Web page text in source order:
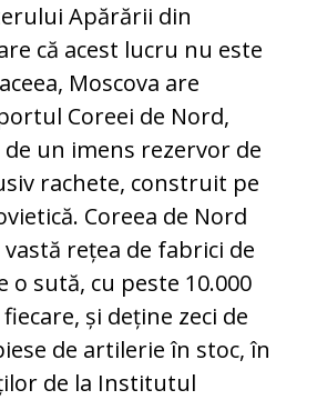
Apărării din
că acest lucru nu este
Moscova are
Coreei de Nord,
un imens rezervor de
rachete, construit pe
Coreea de Nord
rețea de fabrici de
o sută, cu peste 10.000
și deține zeci de
de artilerie în stoc, în
de la Institutul